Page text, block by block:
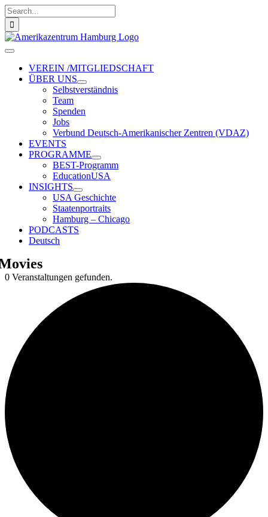
Zum
Inhalt
springen
Suche
nach:
Toggle
NavigationVEREIN /MITGLIEDSCHAFT
ÜBER UNS
Selbstverständnis
Team
Spenden
Jobs
Verbund Deutsch-Amerikanischer Zentren (VDAZ)
EVENTS
PROGRAMME
BEST-Programm
EducationUSA
INSIGHTS
USA Geschichte
Staatenportraits
Hamburg – Chicago
PODCASTS
Deutsch
0 Veranstaltungen gefunden.